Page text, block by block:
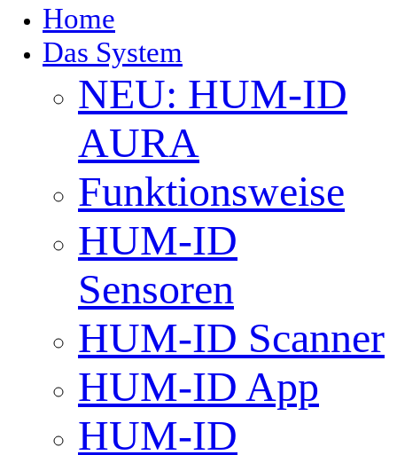
Home
Das System
NEU: HUM-ID
AURA
Funktionsweise
HUM-ID
Sensoren
HUM-ID Scanner
HUM-ID App
HUM-ID